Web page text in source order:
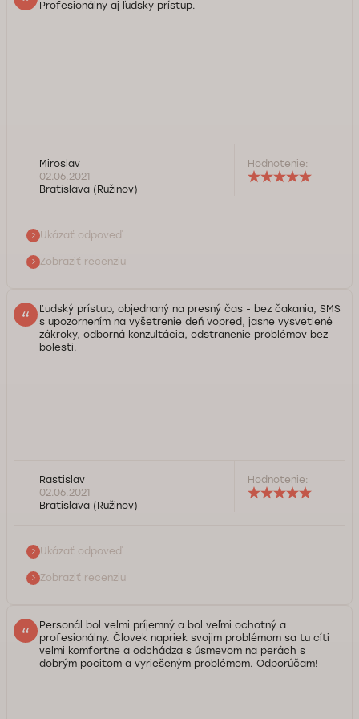
Profesionálny aj ľudsky prístup.
ohodnotenie našej kliniky a za prejavenú dôveru. Prajeme
Vám pevné zdravie. Tím DoktorPRO*
Miroslav
02.06.2021
Bratislava (Ružinov)
Hodnotenie:
Ukázať odpoveď
Zobraziť recenziu
Ľudský prístup, objednaný na presný čas - bez čakania, SMS
s upozornením na vyšetrenie deň vopred, jasne vysvetlené
zákroky, odborná konzultácia, odstranenie problémov bez
bolesti.
na naše medicínske zariadenie. Komfort a podpora našich
klientov sú pre nás veľmi dôležité, pretože pozitívne
DoktorPRO Vám praje veľa zdravia.*
Služba kontroly kvality Doktorpro
Rastislav
02.06.2021
Bratislava (Ružinov)
Hodnotenie:
Ukázať odpoveď
Zobraziť recenziu
Personál bol veľmi príjemný a bol veľmi ochotný a
profesionálny. Človek napriek svojim problémom sa tu cíti
veľmi komfortne a odchádza s úsmevom na perách s
dobrým pocitom a vyriešeným problémom. Odporúčam!